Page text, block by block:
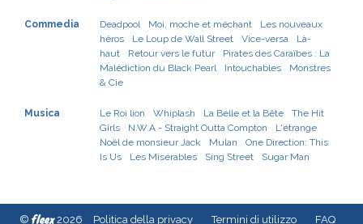
Commedia Deadpool Moi, moche et méchant
Les nouveaux
héros
Le Loup de Wall Street Vice-versa
Là-
haut
Retour vers le futur
Pirates des Caraïbes : La
Malédiction du Black Pearl
Intouchables
Monstres
& Cie
Musica Le Roi lion Whiplash La Belle et la Bête
The Hit
Girls
N.W.A - Straight Outta Compton
L'étrange
Noël de monsieur Jack
Mulan
One Direction: This
Is Us
Les Misérables Sing Street Sugar Man
© fleex2026 Politica della privacy Termini di utilizzo FAQ